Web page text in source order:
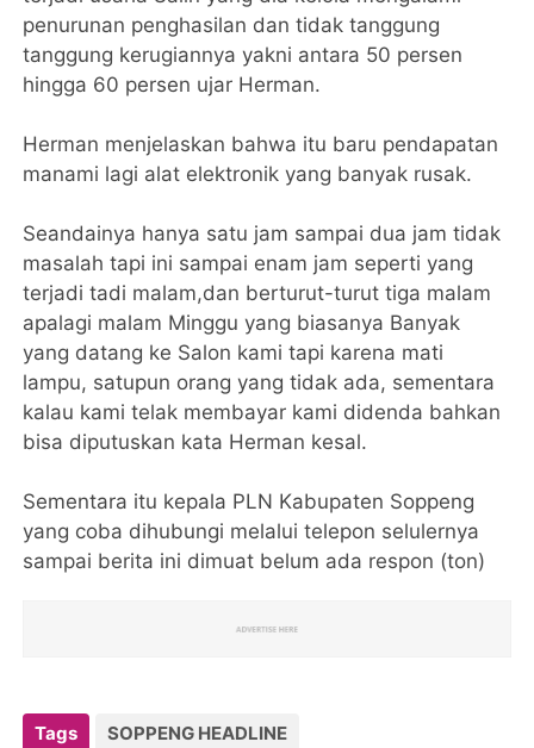
penurunan penghasilan dan tidak tanggung
tanggung kerugiannya yakni antara 50 persen
hingga 60 persen ujar Herman.
Herman menjelaskan bahwa itu baru pendapatan
manami lagi alat elektronik yang banyak rusak.
Seandainya hanya satu jam sampai dua jam tidak
masalah tapi ini sampai enam jam seperti yang
terjadi tadi malam,dan berturut-turut tiga malam
apalagi malam Minggu yang biasanya Banyak
yang datang ke Salon kami tapi karena mati
lampu, satupun orang yang tidak ada, sementara
kalau kami telak membayar kami didenda bahkan
bisa diputuskan kata Herman kesal.
Sementara itu kepala PLN Kabupaten Soppeng
yang coba dihubungi melalui telepon selulernya
sampai berita ini dimuat belum ada respon (ton)
Tags SOPPENG HEADLINE